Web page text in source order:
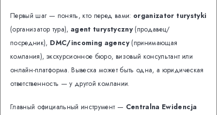
Первый шаг — понять, кто перед вами: organizator turystyki
(организатор тура), agent turystyczny(продавец/
посредник), DMC/incoming agency(принимающая
компания), экскурсионное бюро, визовый консультант или
онлайн-платформа. Вывеска может быть одна, а юридическая
ответственность — у другой компании.
Главный официальный инструмент — Centralna Ewidencja